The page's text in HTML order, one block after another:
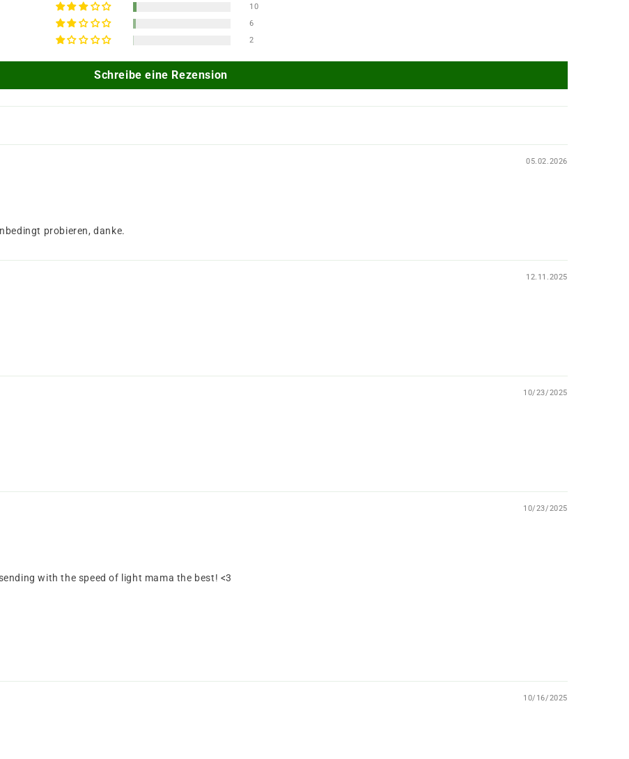
10
6
2
Schreibe eine Rezension
05.02.2026
probieren, danke.
12.11.2025
10/23/2025
10/23/2025
with the speed of light mama the best! <3
10/16/2025